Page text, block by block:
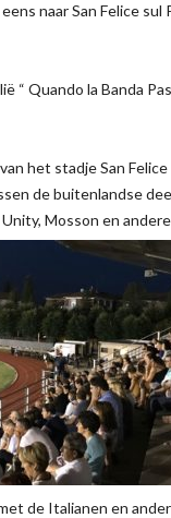
naar San Felice sul
“ Quando la Banda
het stadje San Felice
de buitenlandse
Mosson en
de Italianen en